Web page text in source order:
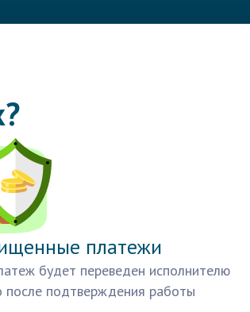
платежи
будет переведен исполнителю
после подтверждения работы